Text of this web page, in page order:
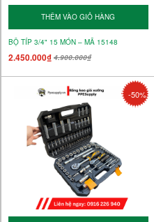
THÊM VÀO GIỎ HÀNG
BỘ TÍP 3/4" 15 MÓN – MÃ 15148
2.450.000₫ 4.900.000₫
-50%